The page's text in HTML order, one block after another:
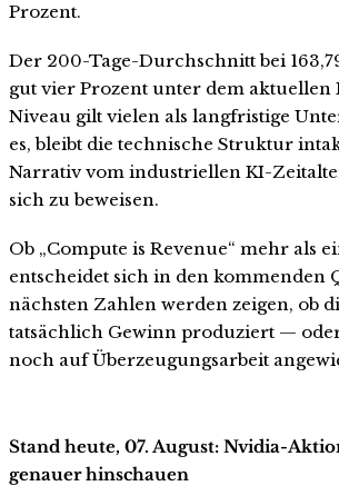
Prozent.
Der 200-Tage-Durchschnitt bei
gut vier Prozent unter dem aktuellen
Niveau gilt vielen als langfristige
es, bleibt die technische Struktur
Narrativ vom industriellen KI-
sich zu beweisen.
Ob „Compute is Revenue“ mehr als
entscheidet sich in den kommenden
nächsten Zahlen werden zeigen, ob
tatsächlich Gewinn produziert —
noch auf Überzeugungsarbeit
Stand heute, 07. August: Nvidia-
genauer hinschauen